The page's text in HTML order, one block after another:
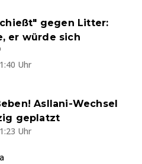
gegen Litter:
er würde sich
Uhr
Asllani-Wechsel
geplatzt
Uhr